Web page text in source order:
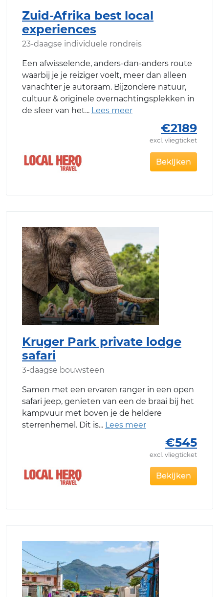
Zuid-Afrika best local
experiences
23-daagse individuele rondreis
Een afwisselende, anders-dan-anders route
waarbij je je reiziger voelt, meer dan alleen
vanachter je autoraam. Bijzondere natuur,
cultuur & originele overnachtingsplekken in
de sfeer van het
€2189
excl. vliegticket
Bekijken
Kruger Park private lodge
safari
3-daagse bouwsteen
Samen met een ervaren ranger in een open
safari jeep, genieten van een de braai bij het
kampvuur met boven je de heldere
sterrenhemel. Dit is
€545
excl. vliegticket
Bekijken